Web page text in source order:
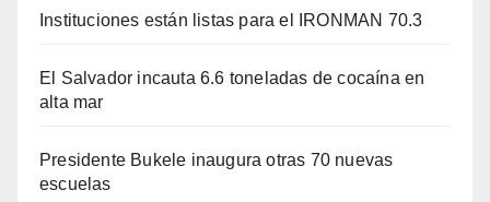
Instituciones están listas para el IRONMAN 70.3
El Salvador incauta 6.6 toneladas de cocaína en
alta mar
Presidente Bukele inaugura otras 70 nuevas
escuelas